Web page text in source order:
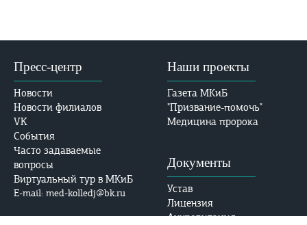
Пресс-центр
Новости
Новости филиалов
VK
События
Часто задаваемые
вопросы
Виртуальный тур в МКиБ
E-mail: med-kolledj@bk.ru
Наши проекты
Газета МКиБ
"Призвание-помочь"
Медицина пророка
Документы
Устав
Лицензия
Аккредитация